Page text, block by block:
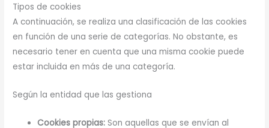
Tipos de cookies
A continuación, se realiza una clasificación de las cookies
en función de una serie de categorías. No obstante, es
necesario tener en cuenta que una misma cookie puede
estar incluida en más de una categoría.
Según la entidad que las gestiona
Cookies propias: Son aquellas que se envían al